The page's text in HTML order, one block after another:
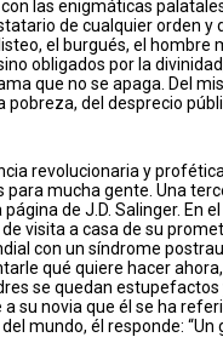
las enigmáticas
de cualquier orden y
el burgués, el
obligados por la
que no se apaga. Del
del desprecio
revolucionaria y
para mucha gente. Una
de J.D. Salinger. En
visita a casa de su
con un síndrome
qué quiere hacer
se quedan estupefactos
su novia que él se ha
mundo, él responde: